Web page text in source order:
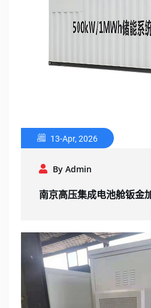
13-Apr, 2026
By Admin
南京高压集成电池舱钣金